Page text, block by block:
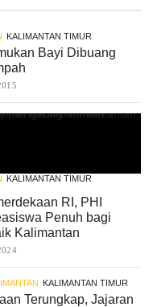
KALIMANTAN TIMUR
Bayi Dibuang
KALIMANTAN TIMUR
RI, PHI
Penuh bagi
Kalimantan
KALIMANTAN TIMUR
Terungkap, Jajaran